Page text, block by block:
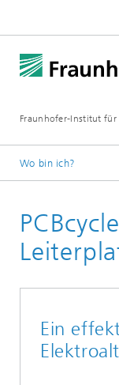
Fraunhofer-Institut für
Wo bin ich?
Über uns
Das
2022
Ein